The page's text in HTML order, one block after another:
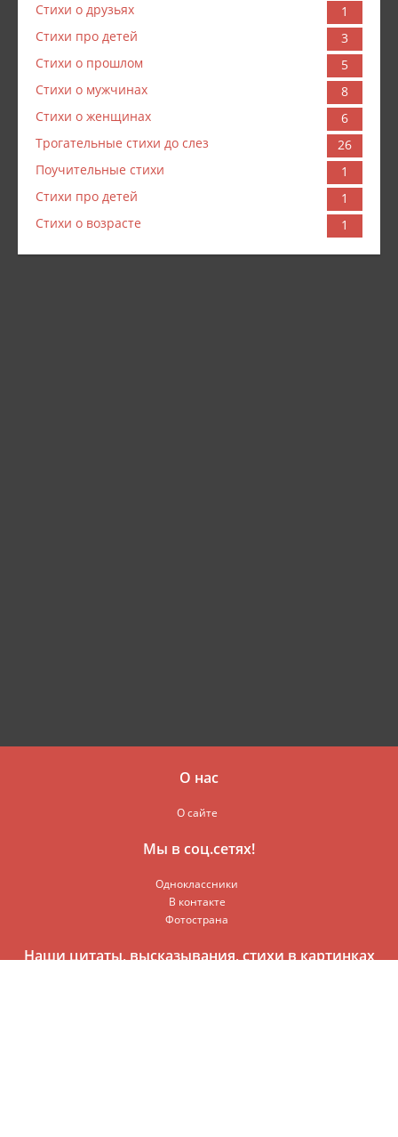
Стихи о друзьях
1
Стихи про детей
3
Стихи о прошлом
5
Стихи о мужчинах
8
Стихи о женщинах
6
Трогательные стихи до слез
26
Поучительные стихи
1
Стихи про детей
1
Стихи о возрасте
1
О нас
О сайте
Мы в соц.сетях!
Одноклассники
В контакте
Фотострана
Наши цитаты, высказывания, стихи в картинках